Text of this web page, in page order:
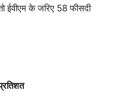
ईवीएम के जरिए 58 फीसदी